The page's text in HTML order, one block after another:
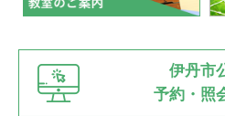
緑ケ丘体育館 猪名川運動広
2022.06.12
県知事杯争奪バレーボール大会
緑ケ丘体育館
伊丹市
予約・照